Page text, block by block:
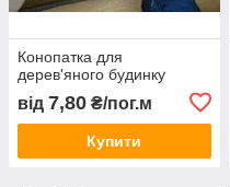
Конопатка для
дерев'яного будинку
від 7,80 ₴/пог.м
Купити